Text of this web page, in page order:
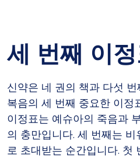
세 번째 이
신약은 네 권의 책과 다섯
복음의 세 번째 중요한 이정
이정표는 예슈아의 죽음과
의 충만입니다. 세 번째는
로 초대받는 순간입니다. 첫